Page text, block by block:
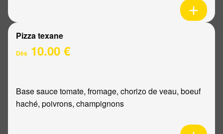
Pizza texane
Dès 10.00 €
Base sauce tomate, fromage, chorizo de veau, boeuf
haché, poivrons, champignons